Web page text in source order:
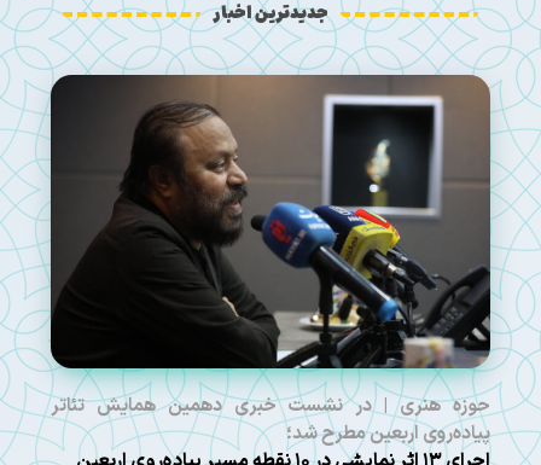
جدیدترین اخبار
حوزه هنری | در نشست خبری دهمین همایش تئاتر
پیاده‌روی اربعین مطرح شد؛